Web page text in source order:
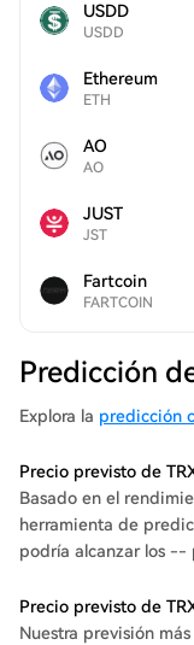
USDD
USDD
Ethereum
ETH
AO
AO
JUST
JST
Fartcoin
FARTCOIN
Predicción
Explora la predicción
Precio previsto de
Basado en el
herramienta de
podría alcanzar los --
Precio previsto de
Nuestra previsión